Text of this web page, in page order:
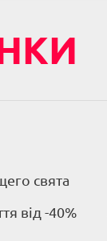
свята
від -40%